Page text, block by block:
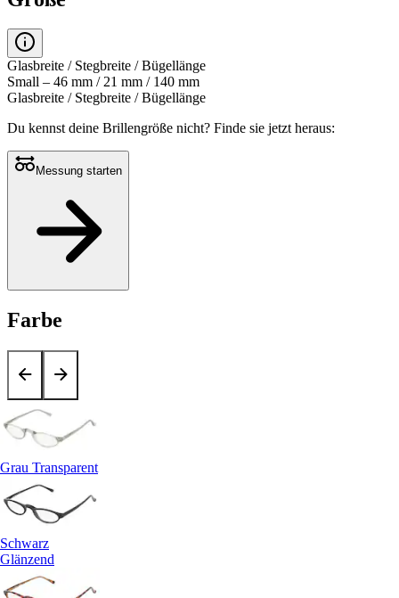
Glasbreite / Stegbreite / Bügellänge
Small – 46 mm / 21 mm / 140 mm
Glasbreite / Stegbreite / Bügellänge
Du kennst deine Brillengröße nicht? Finde sie jetzt heraus:
Messung starten
Farbe
Grau Transparent
Schwarz
Glänzend